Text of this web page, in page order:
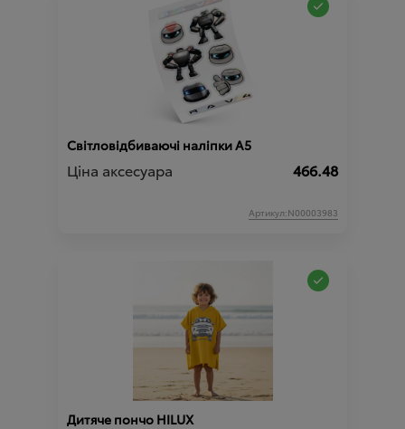
Світловідбиваючі наліпки A5
Ціна аксесуара 466.48
Артикул:N00003983
Дитяче пончо HILUX